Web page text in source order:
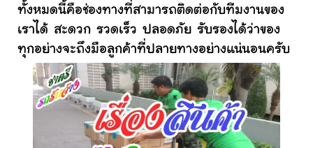
ทั้งหมดนี้คือช่องทางที่สามารถติดต่อกับทีมงานของ
เราได้ สะดวก รวดเร็ว ปลอดภัย รับรองได้ว่าของ
ทุกอย่างจะถึงมือลูกค้าที่ปลายทางอย่างแน่นอนครับ